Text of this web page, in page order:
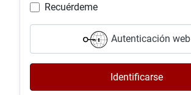
Recuérdeme
Autenticación web
Identificarse